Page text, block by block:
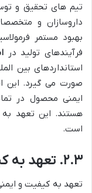
تیم های تحقیق و
داروسازان و
بهبود مستمر
فرآیندهای تولید در
صورت می گیرد. این
ایمنی محصول در
هستند. این تعهد به
است.
۲.۳. تعهد به کیفیت و ایمنی مصرف کننده
تعهد به کیفیت و